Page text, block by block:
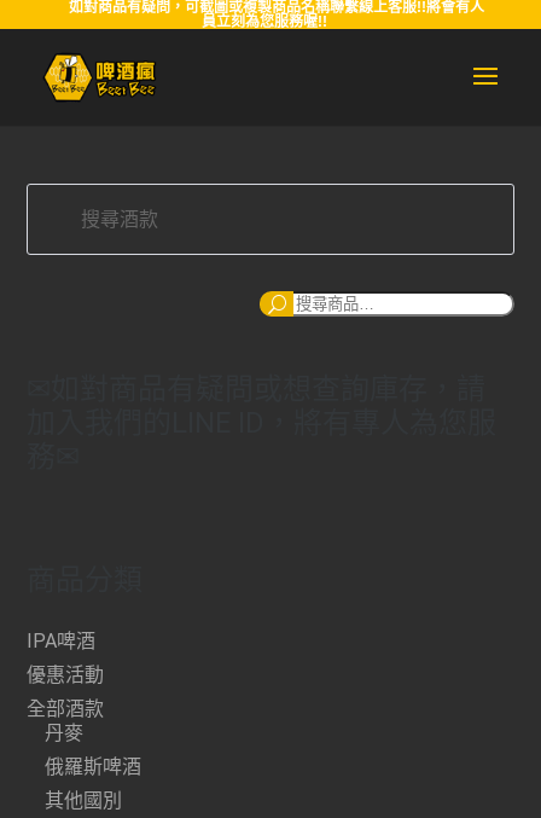
如對商品有疑問，可截圖或複製商品名稱聯繫線上客服!!將會有人
員立刻為您服務喔!!
搜
IPA啤酒
優惠活動
全部酒款
丹麥
俄羅斯啤酒
其他國別